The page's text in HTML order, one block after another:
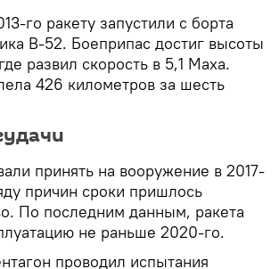
го ракету запустили с борта
B-52. Боеприпас достиг высоты
развил скорость в 5,1 Маха.
426 километров за шесть
принять на вооружение в 2017-
причин сроки пришлось
По последним данным, ракета
не раньше 2020-го.
проводил испытания